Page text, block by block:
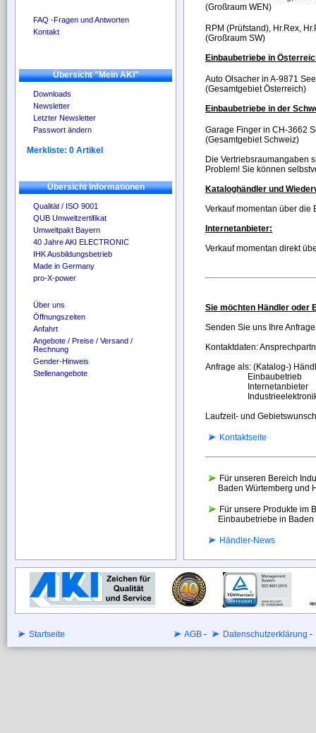
FAQ -Fragen und Antworten
Kontakt
Übersicht "Mein AKI"
Downloads
Newsletter
Letzter Newsletter
Passwort ändern
Merkliste: 0 Artikel
Übersicht Informationen
Qualität / ISO 9001
QUB Umweltzertifikat
Umweltpakt Bayern
40 Jahre AKI ELECTRONIC
IHK Ausbildungsbetrieb
Made in Germany
pro-X-power
Über uns
Öffnungszeiten
Anfahrt
Angebote / Preise / Versand /
Rechnung
Gender-Hinweis
Stellenangebote
(Großraum WEN)
RPM (Prüfstand), Hr.Rex,
(Großraum SW)
Einbaubetriebe in
Auto Olsacher in A-9871
(Gesamtgebiet Österreich)
Einbaubetriebe in der
Garage Finger in CH-3662
(Gesamtgebiet Schweiz)
Die Vertriebsraumangaben
Problem! Sie können
Kataloghändler und
Verkauf momentan über die
Internetanbieter:
Verkauf momentan direkt
Sie möchten Händler oder
Senden Sie uns Ihre
Kontaktdaten:
Anfrage als: (Katalog-)
Einbaubetrieb
Internetanbieter
Industrieelektronik-
Laufzeit- und
Kontaktseite
Für unseren Bereich
Baden Würtemberg und
Für unsere Produkte im
Einbaubetriebe in Baden
Händler-News
Startseite AGB - Datenschutzerklärung -